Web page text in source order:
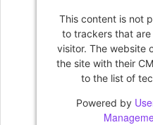
This content is not
to trackers that
visitor. The website
the site with their
to the list of
Powered by